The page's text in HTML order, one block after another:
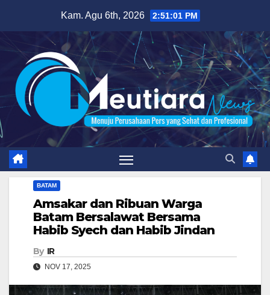
content
Kam. Agu 6th, 2026 2:51:02 PM
BATAM
Amsakar dan Ribuan Warga
Batam Bersalawat Bersama
Habib Syech dan Habib Jindan
By IR
NOV 17, 2025